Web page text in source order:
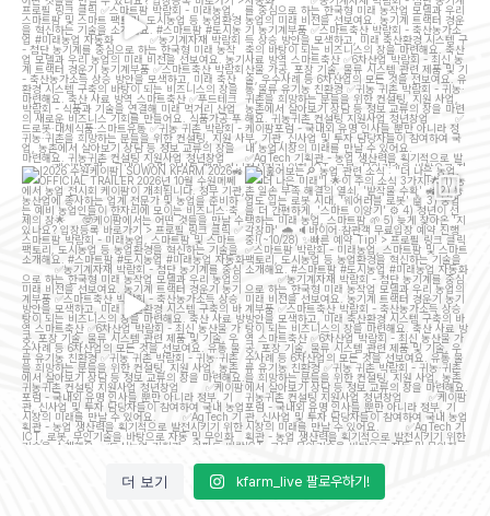
[2026 수원케이팜] SUWON KFARM
2026
OFFICIAL TRAILER...
7 5
[훑어보는
농업 관련 소식 : "더 나은 농업,
더 나은 미래"]
이...
15 5
더 보기 kfarm_live 팔로우하기!